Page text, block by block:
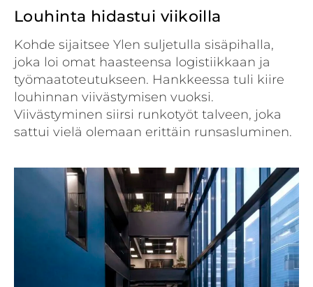
Louhinta hidastui viikoilla
Kohde sijaitsee Ylen suljetulla sisäpihalla,
joka loi omat haasteensa logistiikkaan ja
työmaatoteutukseen. Hankkeessa tuli kiire
louhinnan viivästymisen vuoksi.
Viivästyminen siirsi runkotyöt talveen, joka
sattui vielä olemaan erittäin runsasluminen.